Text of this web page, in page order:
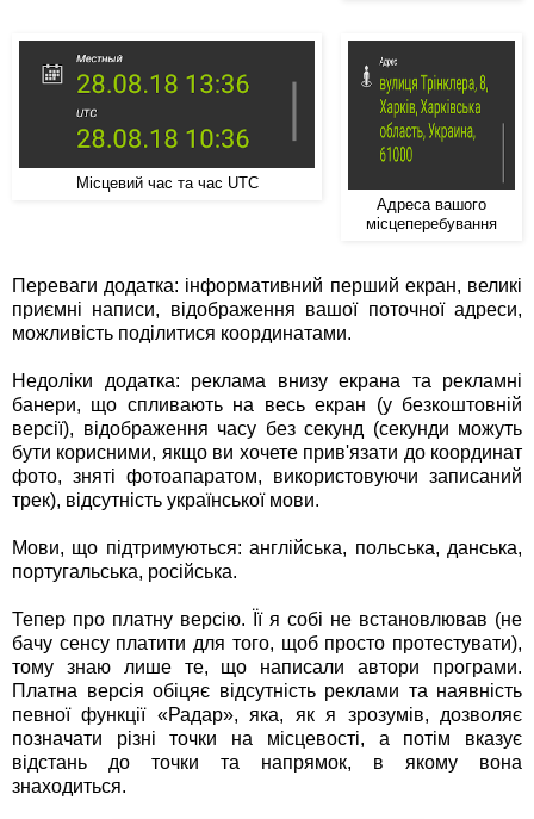
Місцевий час та час UTC
Адреса вашого
місцеперебування
Переваги додатка: інформативний перший екран, великі
приємні написи, відображення вашої поточної адреси,
можливість поділитися координатами.
Недоліки додатка: реклама внизу екрана та рекламні
банери, що спливають на весь екран (у безкоштовній
версії), відображення часу без секунд (секунди можуть
бути корисними, якщо ви хочете прив'язати до координат
фото, зняті фотоапаратом, використовуючи записаний
трек), відсутність української мови.
Мови, що підтримуються: англійська, польська, данська,
португальська, російська.
Тепер про платну версію. Її я собі не встановлював (не
бачу сенсу платити для того, щоб просто протестувати),
тому знаю лише те, що написали автори програми.
Платна версія обіцяє відсутність реклами та наявність
певної функції «Радар», яка, як я зрозумів, дозволяє
позначати різні точки на місцевості, а потім вказує
відстань до точки та напрямок, в якому вона
знаходиться.